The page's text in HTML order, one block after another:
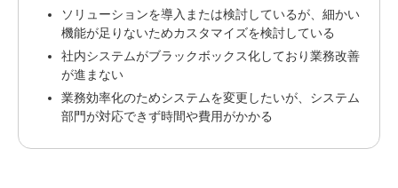
ソリューションを導入または検討しているが、細かい
機能が足りないためカスタマイズを検討している
社内システムがブラックボックス化しており業務改善
が進まない
業務効率化のためシステムを変更したいが、システム
部門が対応できず時間や費用がかかる